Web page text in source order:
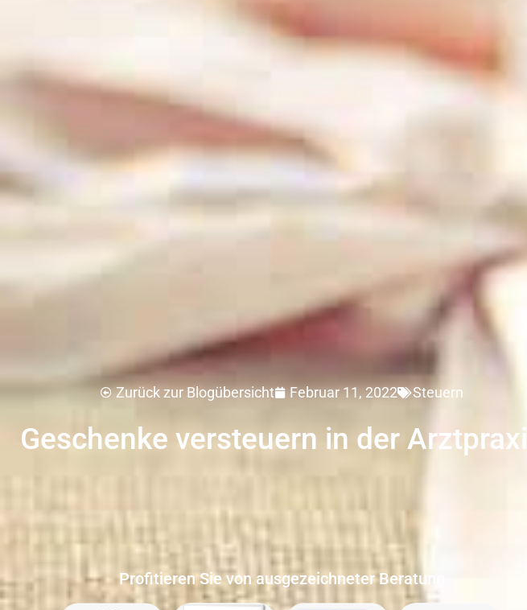
Zurück zur Blogübersicht Februar 11, 2022 Steuern
Geschenke versteuern in der Arztpraxis
Profitieren Sie von ausgezeichneter Beratung